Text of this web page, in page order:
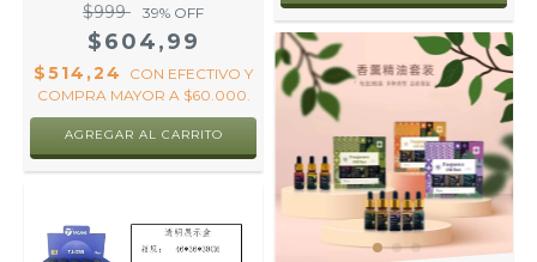
$999 39% OFF
$604,99
$514,24 CON EFECTIVO Y
COMPRA MAYOR A $60.000.
AGREGAR AL CARRITO